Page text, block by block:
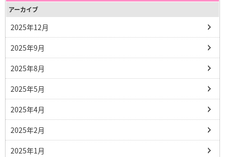
アーカイブ
2025年12月
2025年9月
2025年8月
2025年5月
2025年4月
2025年2月
2025年1月